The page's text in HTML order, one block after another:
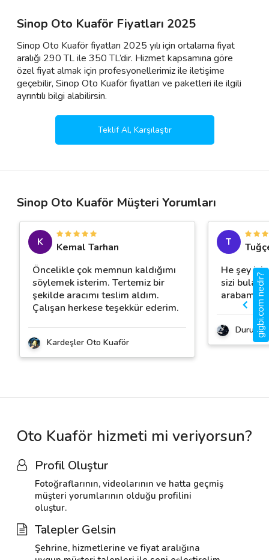
Sinop Oto Kuaför Fiyatları 2025
Sinop Oto Kuaför fiyatları 2025 yılı için ortalama fiyat
aralığı 290 TL ile 350 TL’dir. Hizmet kapsamına göre
özel fiyat almak için profesyonellerimiz ile iletişime
geçebilir, Sinop Oto Kuaför fiyatları ve paketleri ile ilgili
ayrıntılı bilgi alabilirsin.
Teklif Al, Karşılaştır
Sinop Oto Kuaför Müşteri Yorumları
K
Kemal Tarhan
Öncelikle çok memnun kaldığımı
söylemek isterim. Tertemiz bir
şekilde aracımı teslim aldım.
Çalışan herkese teşekkür ederim.
Kardeşler Oto Kuaför
T
He şey
sizi
arabam
Duru
Oto Kuaför hizmeti mi veriyorsun?
Profil Oluştur
Fotoğraflarının, videolarının ve hatta geçmiş
müşteri yorumlarının olduğu profilini
oluştur.
Talepler Gelsin
Şehrine, hizmetlerine ve fiyat aralığına
gigbi.com nedir?